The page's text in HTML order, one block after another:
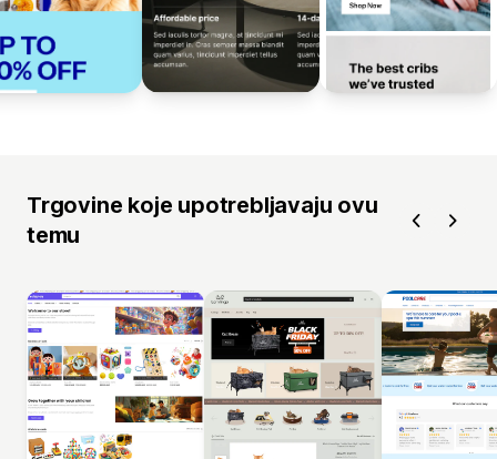
Trgovine koje upotrebljavaju ovu
temu